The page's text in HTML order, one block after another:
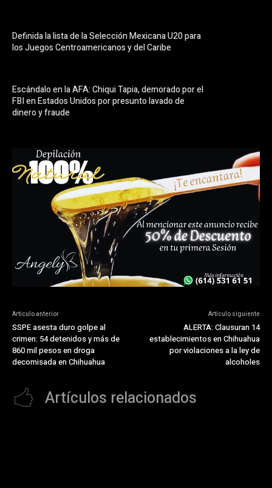
Definida la lista de la Selección Mexicana U20 para
los Juegos Centroamericanos y del Caribe
Escándalo en la AFA: Chiqui Tapia, demorado por el
FBI en Estados Unidos por presunto lavado de
dinero y fraude
Artículo anterior
SSPE asesta duro golpe al
crimen: 54 detenidos y más de
860 mil pesos en droga
decomisada en Chihuahua
Artículo siguiente
ALERTA: Clausuran 14
establecimientos en Chihuahua
por violaciones a la ley de
alcoholes
Artículos relacionados